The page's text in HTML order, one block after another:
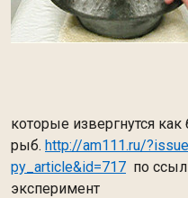
которые извергнутся
рыб. http://am111.ru/
py_article&id=717 по
эксперимент